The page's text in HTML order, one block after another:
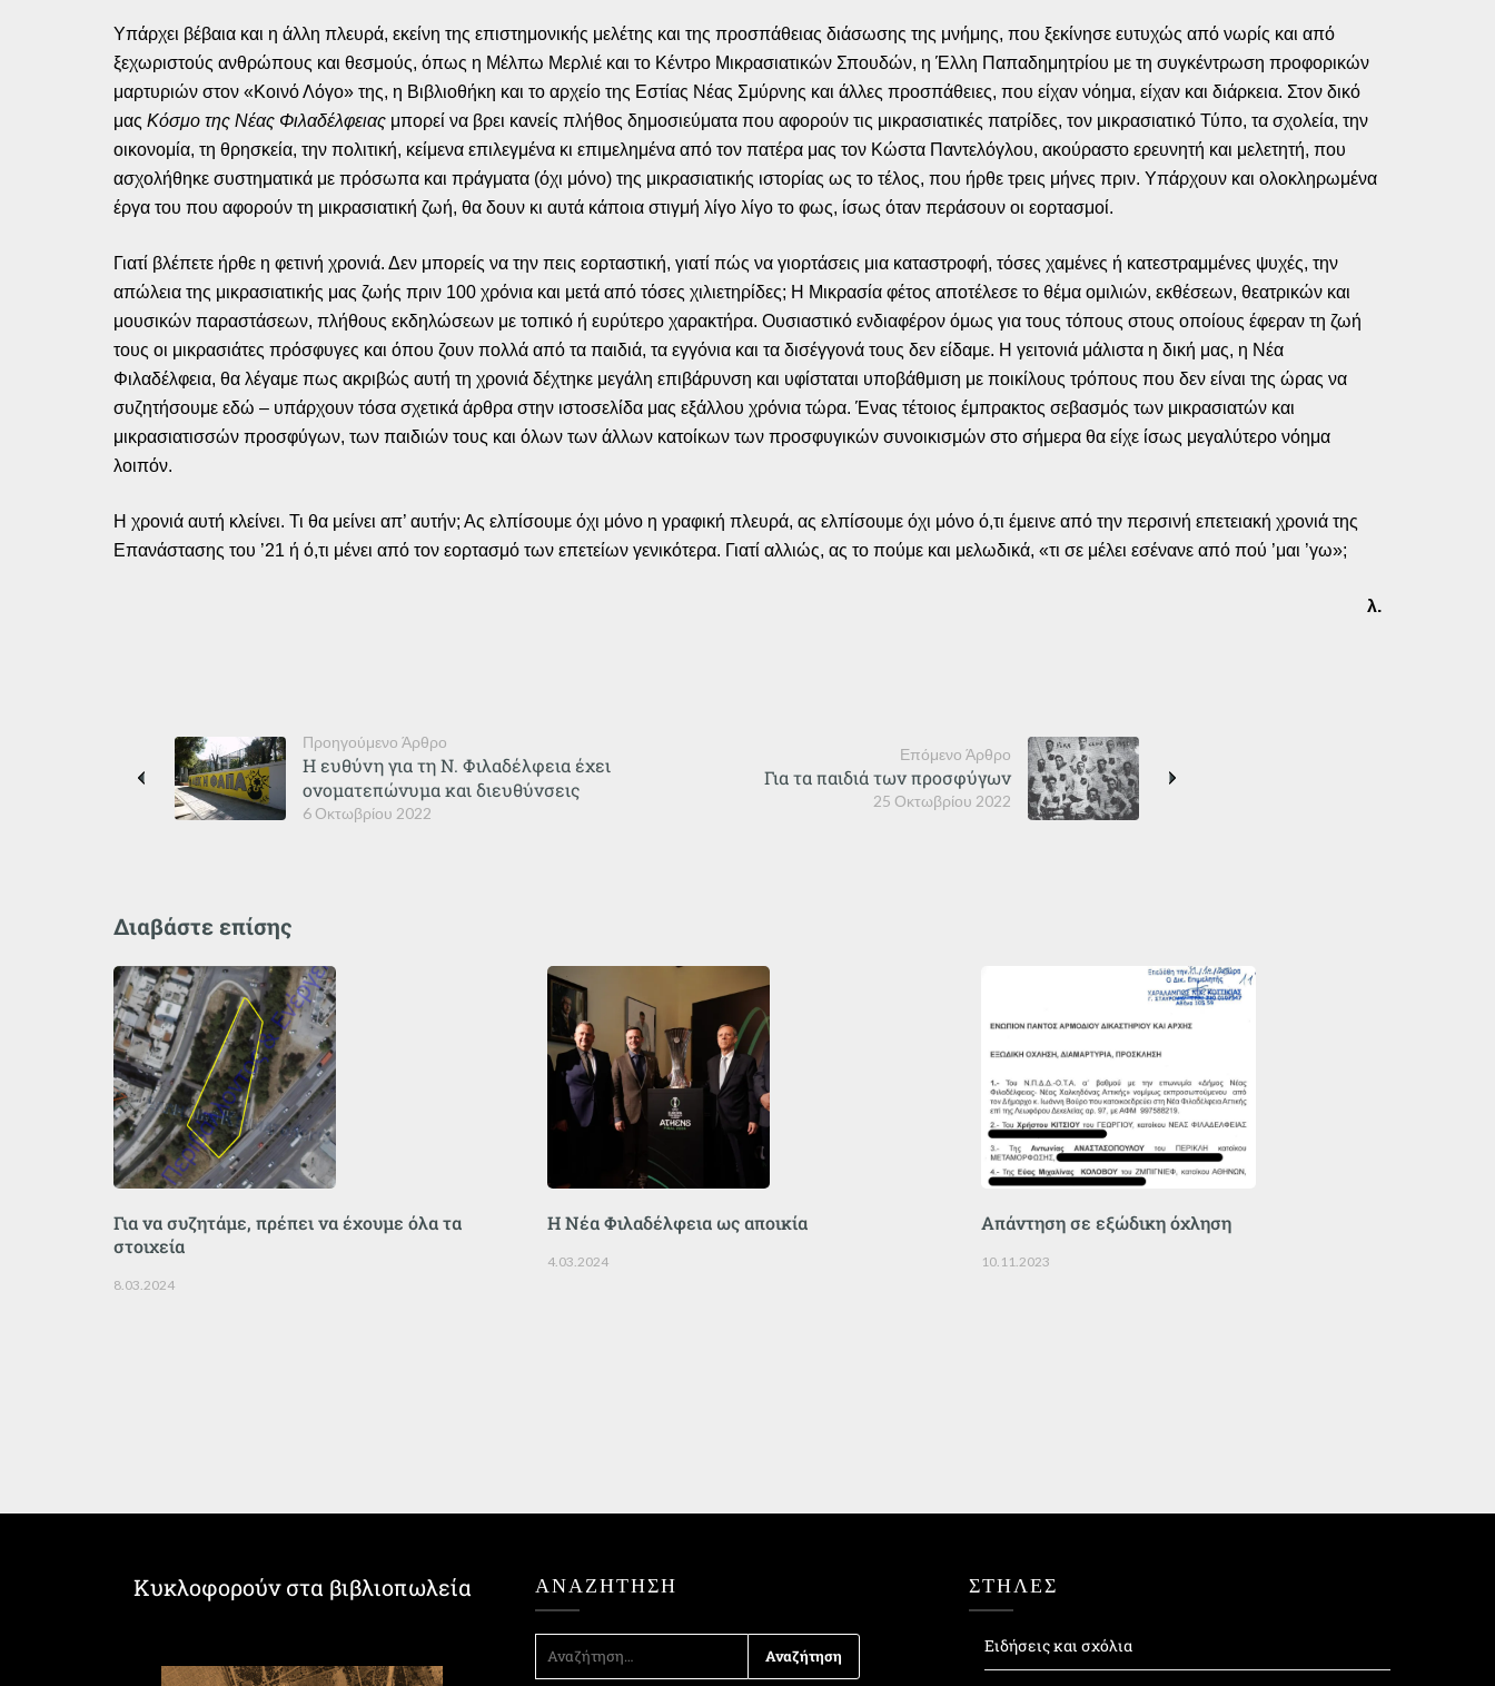
Υπάρχει βέβαια και η άλλη πλευρά, εκείνη της επιστημονικής μελέτης και της προσπάθειας διάσωσης της μνήμης, που ξεκίνησε ευτυχώς από νωρίς και από
ξεχωριστούς ανθρώπους και θεσμούς, όπως η Μέλπω Μερλιέ και το Κέντρο Μικρασιατικών Σπουδών, η Έλλη Παπαδημητρίου με τη συγκέντρωση προφορικών
μαρτυριών στον «Κοινό Λόγο» της, η Βιβλιοθήκη και το αρχείο της Εστίας Νέας Σμύρνης και άλλες προσπάθειες, που είχαν νόημα, είχαν και διάρκεια. Στον δικό
μας Κόσμο της Νέας Φιλαδέλφειας μπορεί να βρει κανείς πλήθος δημοσιεύματα που αφορούν τις μικρασιατικές πατρίδες, τον μικρασιατικό Τύπο, τα σχολεία, την
οικονομία, τη θρησκεία, την πολιτική, κείμενα επιλεγμένα κι επιμελημένα από τον πατέρα μας τον Κώστα Παντελόγλου, ακούραστο ερευνητή και μελετητή, που
ασχολήθηκε συστηματικά με πρόσωπα και πράγματα (όχι μόνο) της μικρασιατικής ιστορίας ως το τέλος, που ήρθε τρεις μήνες πριν. Υπάρχουν και ολοκληρωμένα
έργα του που αφορούν τη μικρασιατική ζωή, θα δουν κι αυτά κάποια στιγμή λίγο λίγο το φως, ίσως όταν περάσουν οι εορτασμοί.
Γιατί βλέπετε ήρθε η φετινή χρονιά. Δεν μπορείς να την πεις εορταστική, γιατί πώς να γιορτάσεις μια καταστροφή, τόσες χαμένες ή κατεστραμμένες ψυχές, την
απώλεια της μικρασιατικής μας ζωής πριν 100 χρόνια και μετά από τόσες χιλιετηρίδες; Η Μικρασία φέτος αποτέλεσε το θέμα ομιλιών, εκθέσεων, θεατρικών και
μουσικών παραστάσεων, πλήθους εκδηλώσεων με τοπικό ή ευρύτερο χαρακτήρα. Ουσιαστικό ενδιαφέρον όμως για τους τόπους στους οποίους έφεραν τη ζωή
τους οι μικρασιάτες πρόσφυγες και όπου ζουν πολλά από τα παιδιά, τα εγγόνια και τα δισέγγονά τους δεν είδαμε. Η γειτονιά μάλιστα η δική μας, η Νέα
Φιλαδέλφεια, θα λέγαμε πως ακριβώς αυτή τη χρονιά δέχτηκε μεγάλη επιβάρυνση και υφίσταται υποβάθμιση με ποικίλους τρόπους που δεν είναι της ώρας να
συζητήσουμε εδώ – υπάρχουν τόσα σχετικά άρθρα στην ιστοσελίδα μας εξάλλου χρόνια τώρα. Ένας τέτοιος έμπρακτος σεβασμός των μικρασιατών και
μικρασιατισσών προσφύγων, των παιδιών τους και όλων των άλλων κατοίκων των προσφυγικών συνοικισμών στο σήμερα θα είχε ίσως μεγαλύτερο νόημα
λοιπόν.
Η χρονιά αυτή κλείνει. Τι θα μείνει απ’ αυτήν; Ας ελπίσουμε όχι μόνο η γραφική πλευρά, ας ελπίσουμε όχι μόνο ό,τι έμεινε από την περσινή επετειακή χρονιά της
Επανάστασης του ’21 ή ό,τι μένει από τον εορτασμό των επετείων γενικότερα. Γιατί αλλιώς, ας το πούμε και μελωδικά, «τι σε μέλει εσένανε από πού ’μαι ’γω»;
λ.
Προηγούμενο Άρθρο
6 Οκτωβρίου 2022
Η ευθύνη για τη Ν. Φιλαδέλφεια έχει
ονοματεπώνυμα και διευθύνσεις
Επόμενο Άρθρο
25 Οκτωβρίου 2022
Για τα παιδιά των προσφύγων
Διαβάστε επίσης
Για να συζητάμε, πρέπει να έχουμε όλα τα
στοιχεία
8.03.2024
Η Νέα Φιλαδέλφεια ως αποικία
4.03.2024
Απάντηση σε εξώδικη όχληση
10.11.2023
Κυκλοφορούν στα βιβλιοπωλεία ΑΝΑΖΉΤΗΣΗ
ΑΝΑΖΉΤΗΣΗ
ΓΙΑ:
ΣΤΗΛΕΣ
Ειδήσεις και σχόλια